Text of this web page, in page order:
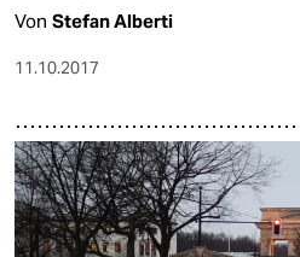
Von Stefan Alberti
11.10.2017